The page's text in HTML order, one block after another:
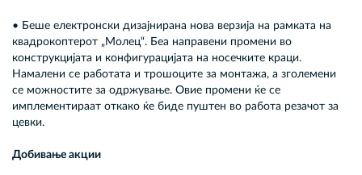
• Беше електронски дизајнирана нова верзија на рамката на
квадрокоптерот „Молец“. Беа направени промени во
конструкцијата и конфигурацијата на носечките краци.
Намалени се работата и трошоците за монтажа, а зголемени
се можностите за одржување. Овие промени ќе се
имплементираат откако ќе биде пуштен во работа резачот за
цевки.
Добивање акции